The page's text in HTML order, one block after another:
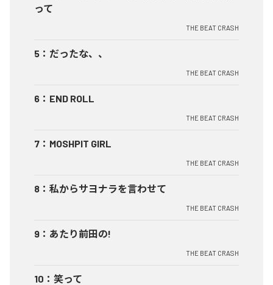
って
THE BEAT CRASH
5 ： だったな、、
THE BEAT CRASH
6 ： END ROLL
THE BEAT CRASH
7 ： MOSHPIT GIRL
THE BEAT CRASH
8 ： 私からサヨナラを言わせて
THE BEAT CRASH
9 ： あたり前田の!
THE BEAT CRASH
10 ： 笑って